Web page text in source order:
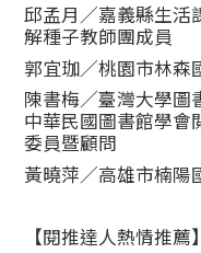
邱孟月／嘉義縣生活
解種子教師團成員
郭宜珈／桃園市林森
陳書梅／臺灣大學圖
中華民國圖書館學會
委員暨顧問
黃曉萍／高雄市楠陽
【閱推達人熱情推薦】